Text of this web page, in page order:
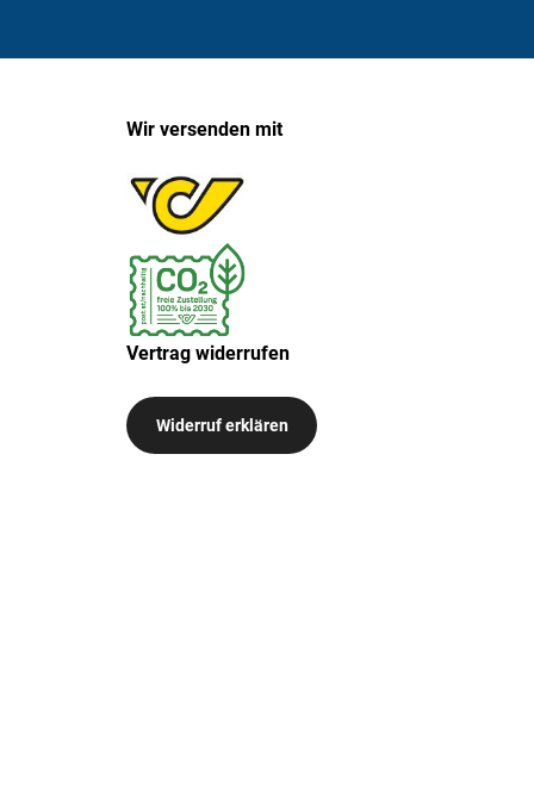
Wir versenden mit
Vertrag widerrufen
Widerruf erklären